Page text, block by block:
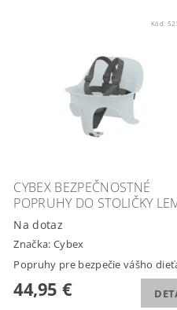
Kód:
CYBEX BEZPEČNOSTNÉ
POPRUHY DO STOLIČKY
Na dotaz
Značka: Cybex
Popruhy pre bezpečie vášho
44,95 €